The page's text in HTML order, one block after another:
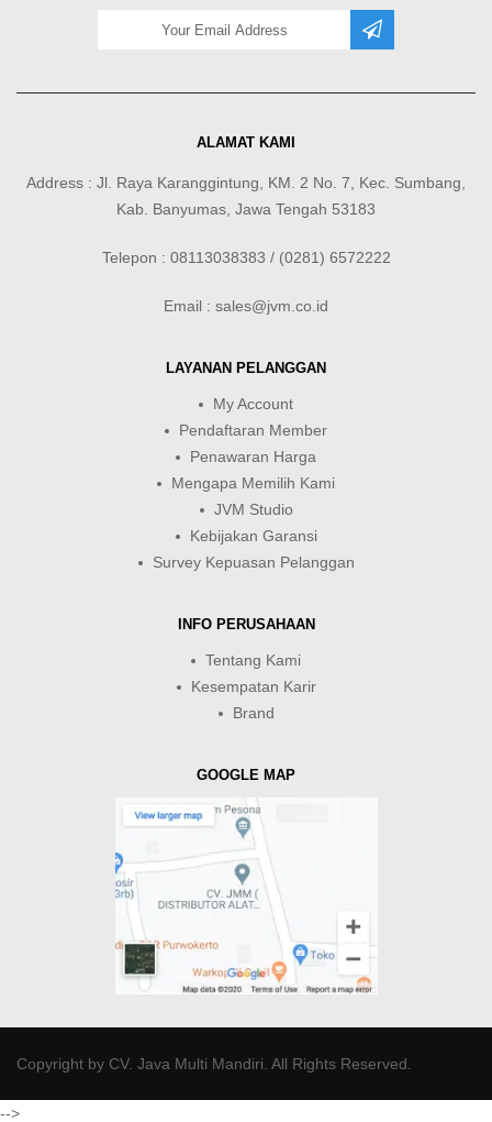
ALAMAT KAMI
Address : Jl. Raya Karanggintung, KM. 2 No. 7, Kec. Sumbang,
Kab. Banyumas, Jawa Tengah 53183
Telepon : 08113038383 / (0281) 6572222
Email : sales@jvm.co.id
LAYANAN PELANGGAN
My Account
Pendaftaran Member
Penawaran Harga
Mengapa Memilih Kami
JVM Studio
Kebijakan Garansi
Survey Kepuasan Pelanggan
INFO PERUSAHAAN
Tentang Kami
Kesempatan Karir
Brand
GOOGLE MAP
Copyright by CV. Java Multi Mandiri. All Rights Reserved.
-->